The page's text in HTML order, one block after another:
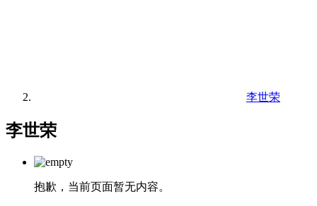
李世荣
李世荣
抱歉，当前页面暂无内容。